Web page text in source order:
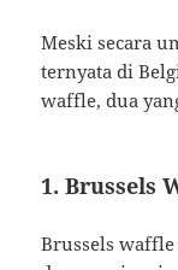
Meski secara
ternyata di
waffle, dua
1. Brussels
Brussels